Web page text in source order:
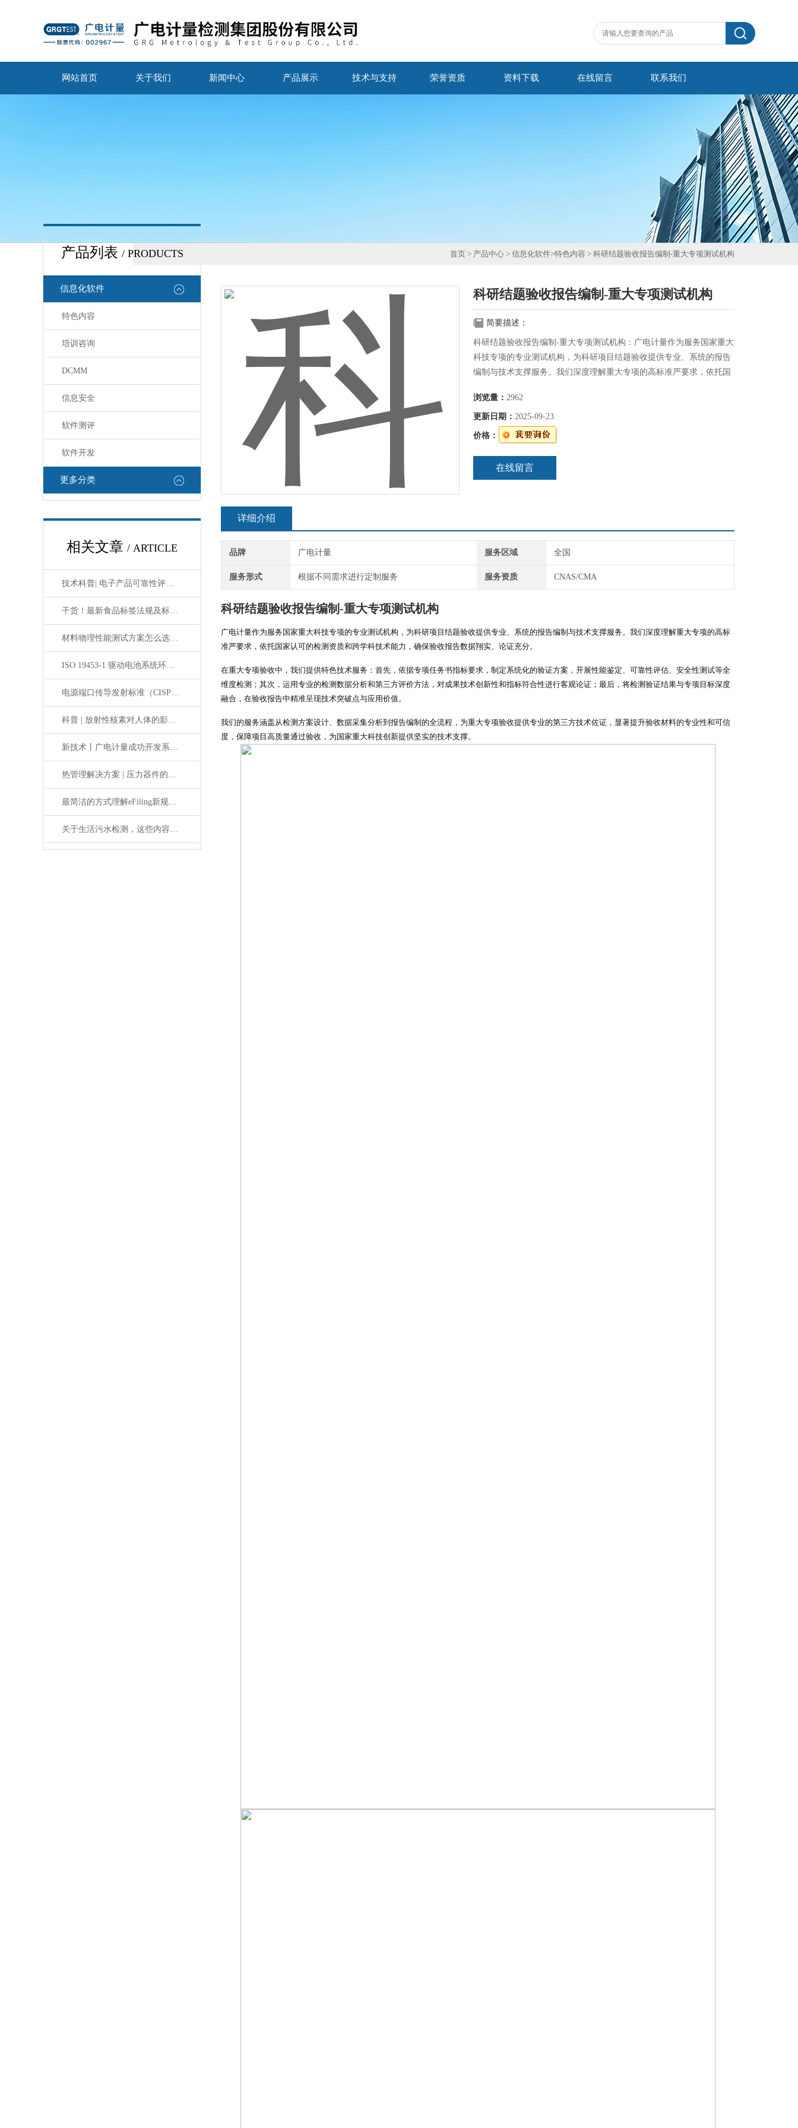
网站首页 关于我们 新闻中心 产品展示 技术与支持 荣誉资质 资料下载 在线留言 联系我们
产品列表 / PRODUCTS
信息化软件
特色内容
培训咨询
DCMM
信息安全
软件测评
软件开发
更多分类
相关文章 / ARTICLE
技术科普| 电子产品可靠性评价方法：MTBF可靠性评价介绍
干货！最新食品标签法规及标准详解
材料物理性能测试方案怎么选？5个企业最容易踩的选型误区
ISO 19453-1 驱动电池系统环境试验 全生命周期安全检验
电源端口传导发射标准（CISPR25/EN55022）对比
科普 | 放射性核素对人体的影响，你应该知道这些……
新技术丨广电计量成功开发系统级电磁脉冲防护仿真技术
热管理解决方案 | 压力器件的必检项——压力脉冲试验
最简洁的方式理解eFiling新规对出口美国的实际影响
关于生活污水检测，这些内容你一定要知道！
首页 > 产品中心 > 信息化软件>特色内容 > 科研结题验收报告编制-重大专项测试机构
科研结题验收报告编制-重大专项测试机构
简要描述：
科研结题验收报告编制-重大专项测试机构：广电计量作为服务国家重大
科技专项的专业测试机构，为科研项目结题验收提供专业、系统的报告
编制与技术支撑服务。我们深度理解重大专项的高标准严要求，依托国
分。
浏览量： 2962
更新日期： 2025-09-23
价格：
在线留言
详细介绍
品牌 广电计量 服务区域 全国
服务形式 根据不同需求进行定制服务 服务资质 CNAS/CMA
科研结题验收报告编制-重大专项测试机构
广电计量作为服务国家重大科技专项的专业测试机构，为科研项目结题验收提供专业、系统的报告编制与技术支撑服务。我们深度理解重大专项的高标
准严要求，依托国家认可的检测资质和跨学科技术能力，确保验收报告数据翔实、论证充分。
在重大专项验收中，我们提供特色技术服务：首先，依据专项任务书指标要求，制定系统化的验证方案，开展性能鉴定、可靠性评估、安全性测试等全
维度检测；其次，运用专业的检测数据分析和第三方评价方法，对成果技术创新性和指标符合性进行客观论证；最后，将检测验证结果与专项目标深度
融合，在验收报告中精准呈现技术突破点与应用价值。
我们的服务涵盖从检测方案设计、数据采集分析到报告编制的全流程，为重大专项验收提供专业的第三方技术佐证，显著提升验收材料的专业性和可信
度，保障项目高质量通过验收，为国家重大科技创新提供坚实的技术支撑。